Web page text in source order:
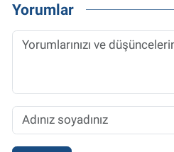
Yorumlar